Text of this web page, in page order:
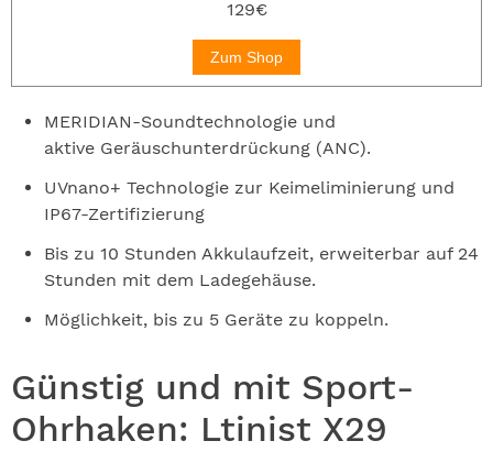
129€
Zum Shop
MERIDIAN-Soundtechnologie und
aktive Geräuschunterdrückung (ANC).
UVnano+ Technologie zur Keimeliminierung und
IP67-Zertifizierung
Bis zu 10 Stunden Akkulaufzeit, erweiterbar auf 24
Stunden mit dem Ladegehäuse.
Möglichkeit, bis zu 5 Geräte zu koppeln.
Günstig und mit Sport-
Ohrhaken: Ltinist X29